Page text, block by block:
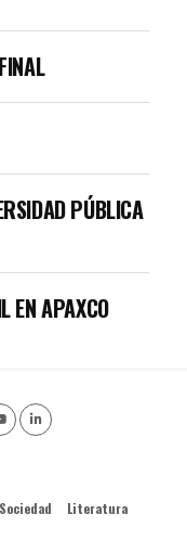
PÚBLICA
EN APAXCO
Sociedad
Literatura